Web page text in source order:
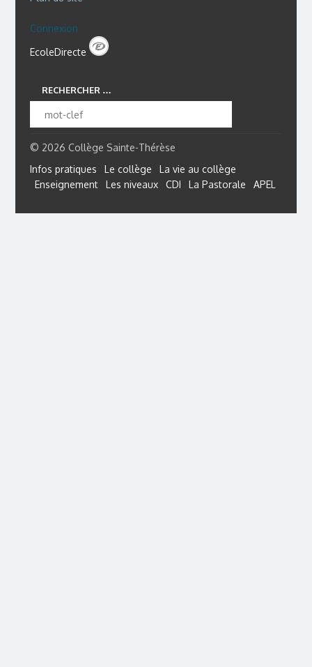
Connexion
EcoleDirecte
RECHERCHER …
© 2026 Collège Sainte-Thérèse
Infos pratiques
Le collège
La vie au collège
Enseignement
Les niveaux CDI La Pastorale APEL